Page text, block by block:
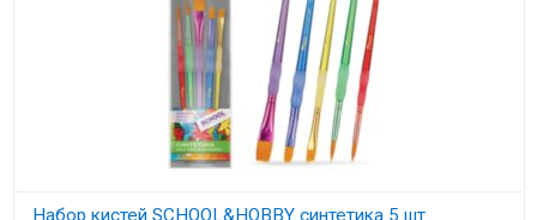
Набор кистей SCHOOL&HOBBY синтетика 5 шт.